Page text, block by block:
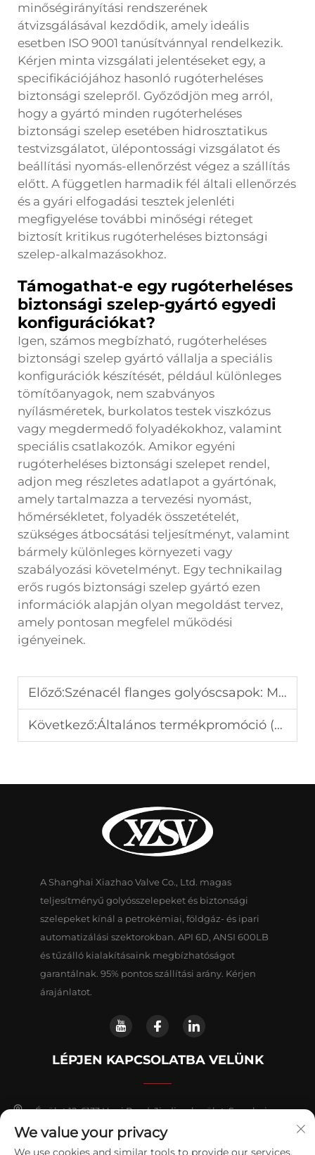
minőségirányítási rendszerének
átvizsgálásával kezdődik, amely ideális
esetben ISO 9001 tanúsítvánnyal rendelkezik.
Kérjen minta vizsgálati jelentéseket egy, a
specifikációjához hasonló rugóterheléses
biztonsági szelepről. Győződjön meg arról,
hogy a gyártó minden rugóterheléses
biztonsági szelep esetében hidrosztatikus
testvizsgálatot, ülépontossági vizsgálatot és
beállítási nyomás-ellenőrzést végez a szállítás
előtt. A független harmadik fél általi ellenőrzés
és a gyári elfogadási tesztek jelenléti
megfigyelése további minőségi réteget
biztosít kritikus rugóterheléses biztonsági
szelep-alkalmazásokhoz.
Támogathat-e egy rugóterheléses
biztonsági szelep-gyártó egyedi
konfigurációkat?
Igen, számos megbízható, rugóterheléses
biztonsági szelep gyártó vállalja a speciális
konfigurációk készítését, például különleges
tömítőanyagok, nem szabványos
nyílásméretek, burkolatos testek viszkózus
vagy megdermedő folyadékokhoz, valamint
speciális csatlakozók. Amikor egyéni
rugóterheléses biztonsági szelepet rendel,
adjon meg részletes adatlapot a gyártónak,
amely tartalmazza a tervezési nyomást,
hőmérsékletet, folyadék összetételét,
szükséges átbocsátási teljesítményt, valamint
bármely különleges környezeti vagy
szabályozási követelményt. Egy technikailag
erős rugós biztonsági szelep gyártó ezen
információk alapján olyan megoldást tervez,
amely pontosan megfelel működési
igényeinek.
Előző:Szénacél flanges golyóscsapok: Megfelelő választás Önnek?
Következő:Általános termékpromóció (Központi főblog) – A Google fő rangsorolási pozícióhoz
A Shanghai Xiazhao Valve Co., Ltd. magas
teljesítményű golyósszelepeket és biztonsági
szelepeket kínál a petrokémiai, földgáz- és ipari
automatizálási szektorokban. API 6D, ANSI 600LB
és tűzálló kialakításaink megbízhatóságot
garantálnak. 95% pontos szállítási arány. Kérjen
árajánlatot.
LÉPJEN KAPCSOLATBA VELÜNK
Épület 12, 6133 Huyi Road, Jiading kerület, Sanghaj
+86-18018653319
We value your privacy
We use cookies and similar tools to provide our services.